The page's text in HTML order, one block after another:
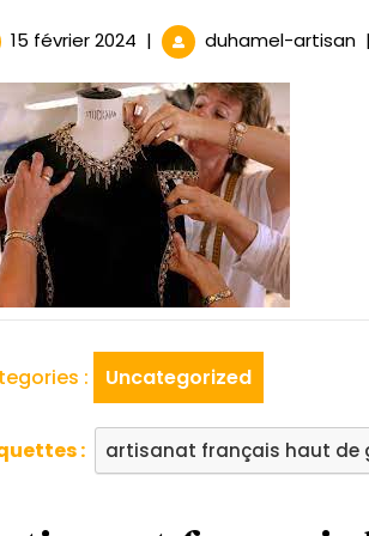
15 février 2024 15
février
2024
| duhamel-artisan |
: Uncategorized
: artisanat français haut de